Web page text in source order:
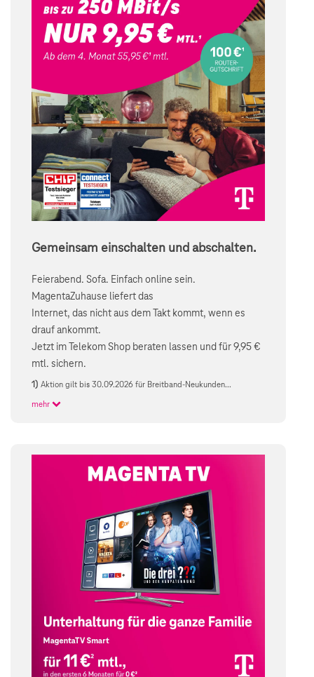
Gemeinsam einschalten und abschalten.
Feierabend. Sofa. Einfach online sein.
MagentaZuhause liefert das
Internet, das nicht aus dem Takt kommt, wenn es
drauf ankommt.
Jetzt im Telekom Shop beraten lassen und für 9,95 €
mtl. sichern.
1) Aktion gilt bis 30.09.2026 für Breitband-Neukunden...
mehr